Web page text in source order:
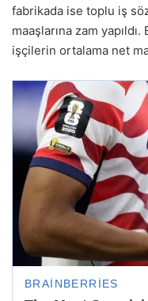
fabrikada ise toplu iş
maaşlarına zam
işçilerin ortalama net